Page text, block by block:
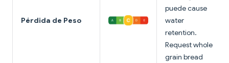
Pérdida de Peso
puede cause
water
retention.
Request whole
grain bread